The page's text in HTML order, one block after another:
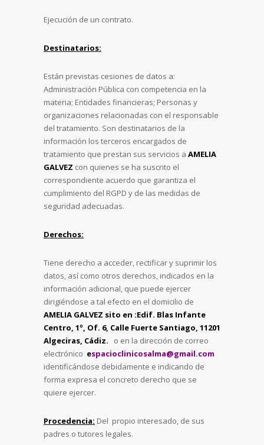
Ejecución de un contrato.
Destinatarios:
Están previstas cesiones de datos a:
Administración Pública con competencia en la
materia; Entidades financieras; Personas y
organizaciones relacionadas con el responsable
del tratamiento. Son destinatarios de la
información los terceros encargados de
tratamiento que prestan sus servicios a AMELIA
GALVEZ con quienes se ha suscrito el
correspondiente acuerdo que garantiza el
cumplimiento del RGPD y de las medidas de
seguridad adecuadas.
Derechos:
Tiene derecho a acceder, rectificar y suprimir los
datos, así como otros derechos, indicados en la
información adicional, que puede ejercer
dirigiéndose a tal efecto en el domicilio de
AMELIA GALVEZ sito en :Edif. Blas Infante
Centro, 1º, Of. 6, Calle Fuerte Santiago, 11201
Algeciras, Cádiz.
o en la dirección de correo
electrónico espacioclinicosalma@gmail.com
identificándose debidamente e indicando de
forma expresa el concreto derecho que se
quiere ejercer.
Procedencia: Del propio interesado, de sus
padres o tutores legales.